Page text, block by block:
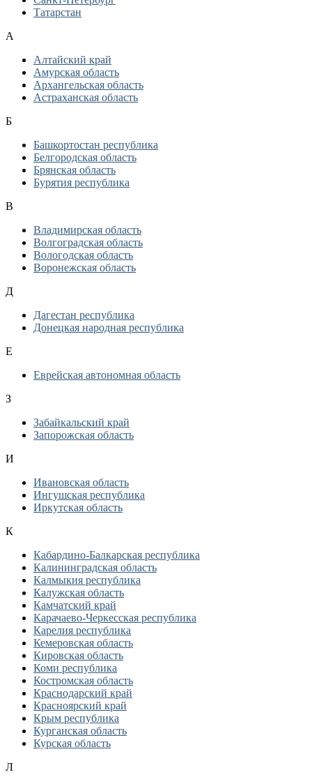
Татарстан
А
Алтайский край
Амурская область
Архангельская область
Астраханская область
Б
Башкортостан республика
Белгородская область
Брянская область
Бурятия республика
В
Владимирская область
Волгоградская область
Вологодская область
Воронежская область
Д
Дагестан республика
Донецкая народная республика
Е
Еврейская автономная область
З
Забайкальский край
Запорожская область
И
Ивановская область
Ингушская республика
Иркутская область
К
Кабардино-Балкарская республика
Калининградская область
Калмыкия республика
Калужская область
Камчатский край
Карачаево-Черкесская республика
Карелия республика
Кемеровская область
Кировская область
Коми республика
Костромская область
Краснодарский край
Красноярский край
Крым республика
Курганская область
Курская область
Л